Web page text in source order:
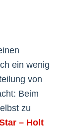
ein wenig
von
Beim
zu
– Holt